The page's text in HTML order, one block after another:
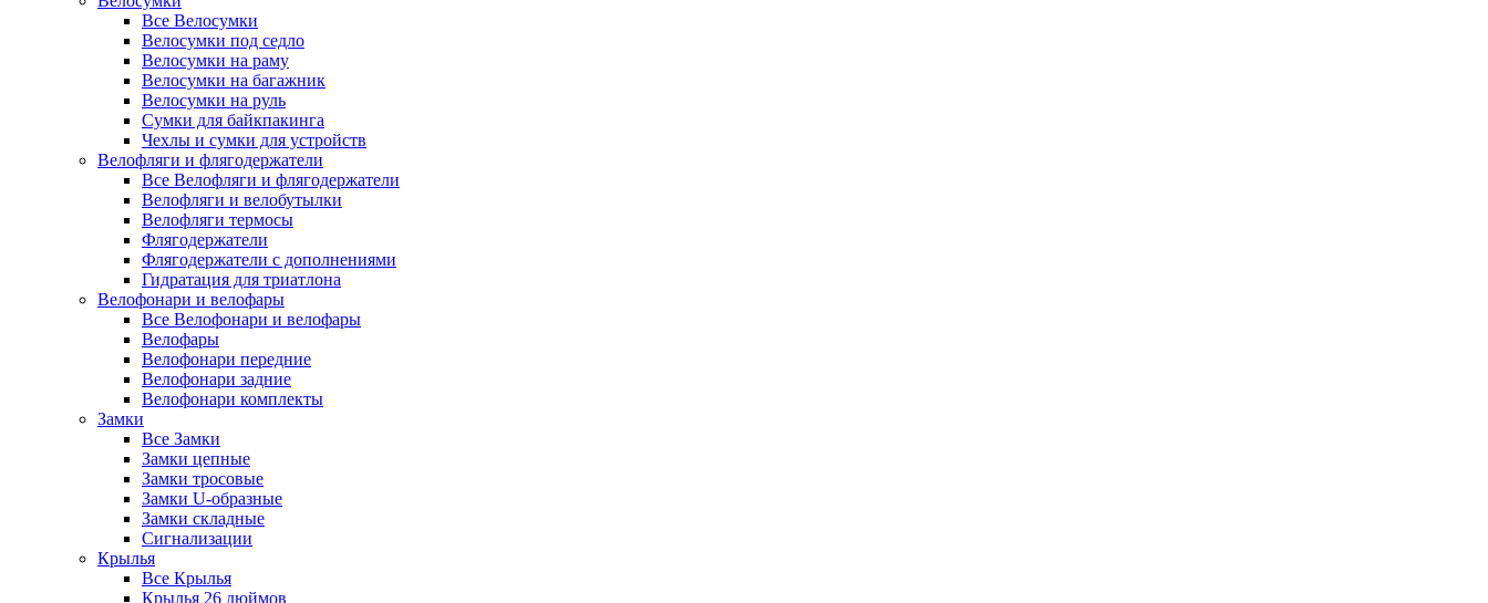
Все Велосумки
Велосумки под седло
Велосумки на раму
Велосумки на багажник
Велосумки на руль
Сумки для байкпакинга
Чехлы и сумки для устройств
Велофляги и флягодержатели
Все Велофляги и флягодержатели
Велофляги и велобутылки
Велофляги термосы
Флягодержатели
Флягодержатели с дополнениями
Гидратация для триатлона
Велофонари и велофары
Все Велофонари и велофары
Велофары
Велофонари передние
Велофонари задние
Велофонари комплекты
Замки
Все Замки
Замки цепные
Замки тросовые
Замки U-образные
Замки складные
Сигнализации
Крылья
Все Крылья
Крылья 26 дюймов